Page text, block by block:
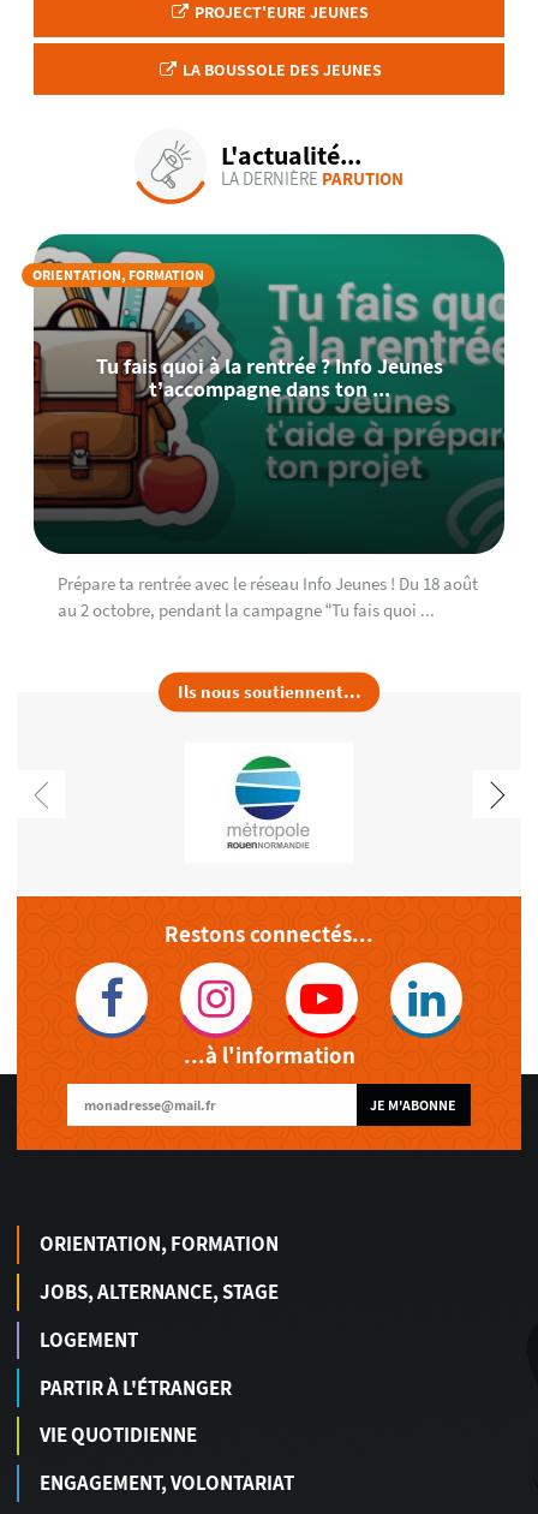
PROJECT'EURE JEUNES
LA BOUSSOLE DES JEUNES
L'actualité...
LA DERNIÈRE PARUTION
ORIENTATION, FORMATION
Tu fais quoi à la rentrée ? Info Jeunes
t’accompagne dans ton ...
Prépare ta rentrée avec le réseau Info Jeunes ! Du 18 août
au 2 octobre, pendant la campagne “Tu fais quoi ...
Ils nous soutiennent...
Restons connectés...
...à l'information
JE M'ABONNE
ORIENTATION, FORMATION
JOBS, ALTERNANCE, STAGE
LOGEMENT
PARTIR À L'ÉTRANGER
VIE QUOTIDIENNE
ENGAGEMENT, VOLONTARIAT